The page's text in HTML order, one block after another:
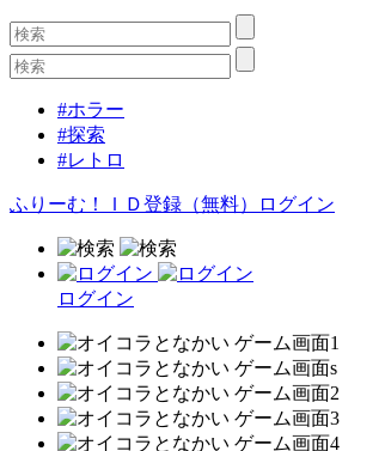
#ホラー
#探索
#レトロ
ふりーむ！ＩＤ登録（無料） ログイン
ログイン